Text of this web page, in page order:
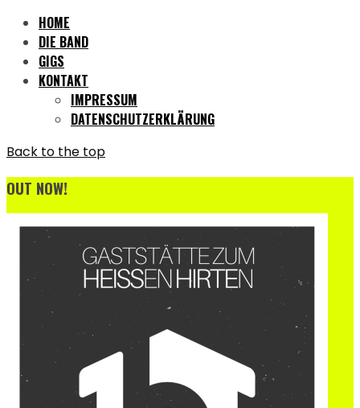
HOME
DIE BAND
GIGS
KONTAKT
IMPRESSUM
DATENSCHUTZERKLÄRUNG
Back to the top
OUT NOW!